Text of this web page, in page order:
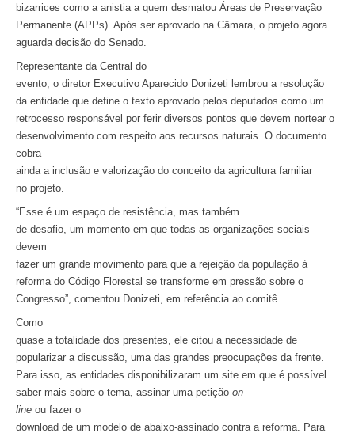
bizarrices como a anistia a quem desmatou Áreas de Preservação
Permanente (APPs). Após ser aprovado na Câmara, o projeto agora
aguarda decisão do Senado.
Representante da Central do
evento, o diretor Executivo Aparecido Donizeti lembrou a resolução
da entidade que define o texto aprovado pelos deputados como um
retrocesso responsável por ferir diversos pontos que devem nortear o
desenvolvimento com respeito aos recursos naturais. O documento
cobra
ainda a inclusão e valorização do conceito da agricultura familiar
no projeto.
“Esse é um espaço de resistência, mas também
de desafio, um momento em que todas as organizações sociais
devem
fazer um grande movimento para que a rejeição da população à
reforma do Código Florestal se transforme em pressão sobre o
Congresso”, comentou Donizeti, em referência ao comitê.
Como
quase a totalidade dos presentes, ele citou a necessidade de
popularizar a discussão, uma das grandes preocupações da frente.
Para isso, as entidades disponibilizaram um site em que é possível
saber mais sobre o tema, assinar uma petição on
line ou fazer o
download de um modelo de abaixo-assinado contra a reforma. Para